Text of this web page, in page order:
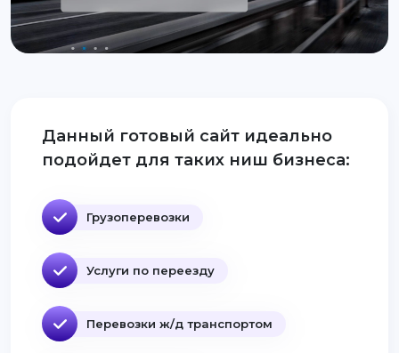
Данный готовый сайт идеально
подойдет для таких ниш бизнеса:
Грузоперевозки
Услуги по переезду
Перевозки ж/д транспортом